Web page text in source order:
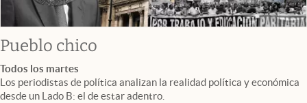
Pueblo chico
Todos los martes
Los periodistas de política analizan la realidad política y económica
desde un Lado B: el de estar adentro.